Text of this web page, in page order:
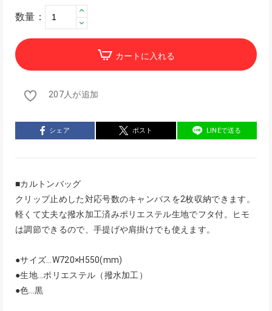
数量：
カートに入れる
207人が追加
シェア ポスト LINEで送る
■カルトンバッグ
クリップ止めした対応号数のキャンバスを2枚収納できます。
軽くて丈夫な撥水加工済みポリエステル生地でフタ付。ヒモ
は調節できるので、手提げや肩掛けでも使えます。
●サイズ…W720×H550(mm)
●生地…ポリエステル（撥水加工）
●色…黒